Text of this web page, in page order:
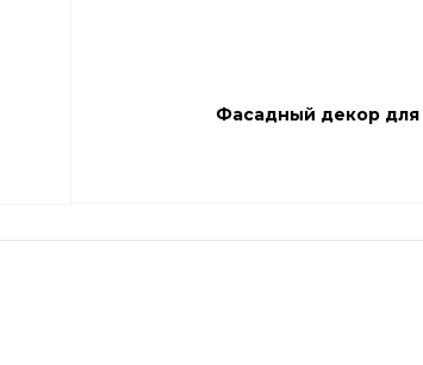
Фасадный декор для